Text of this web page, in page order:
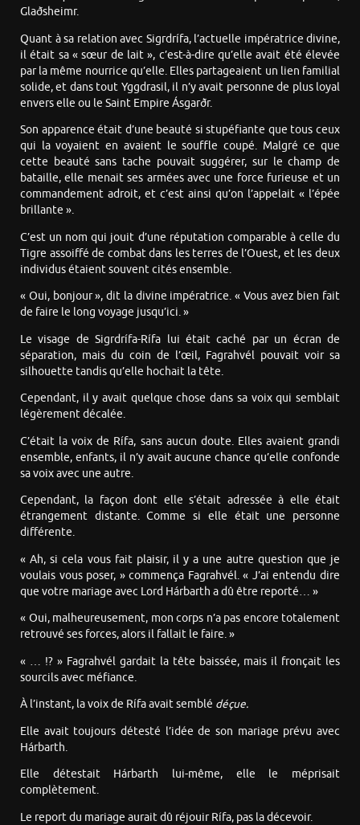
Glaðsheimr.
Quant à sa relation avec Sigrdrífa, l’actuelle impératrice divine,
il était sa « sœur de lait », c’est-à-dire qu’elle avait été élevée
par la même nourrice qu’elle. Elles partageaient un lien familial
solide, et dans tout Yggdrasil, il n’y avait personne de plus loyal
envers elle ou le Saint Empire Ásgarðr.
Son apparence était d’une beauté si stupéfiante que tous ceux
qui la voyaient en avaient le souffle coupé. Malgré ce que
cette beauté sans tache pouvait suggérer, sur le champ de
bataille, elle menait ses armées avec une force furieuse et un
commandement adroit, et c’est ainsi qu’on l’appelait « l’épée
brillante ».
C’est un nom qui jouit d’une réputation comparable à celle du
Tigre assoiffé de combat dans les terres de l’Ouest, et les deux
individus étaient souvent cités ensemble.
« Oui, bonjour », dit la divine impératrice. « Vous avez bien fait
de faire le long voyage jusqu’ici. »
Le visage de Sigrdrífa-Rífa lui était caché par un écran de
séparation, mais du coin de l’œil, Fagrahvél pouvait voir sa
silhouette tandis qu’elle hochait la tête.
Cependant, il y avait quelque chose dans sa voix qui semblait
légèrement décalée.
C’était la voix de Rífa, sans aucun doute. Elles avaient grandi
ensemble, enfants, il n’y avait aucune chance qu’elle confonde
sa voix avec une autre.
Cependant, la façon dont elle s’était adressée à elle était
étrangement distante. Comme si elle était une personne
différente.
« Ah, si cela vous fait plaisir, il y a une autre question que je
voulais vous poser, » commença Fagrahvél. « J’ai entendu dire
que votre mariage avec Lord Hárbarth a dû être reporté… »
« Oui, malheureusement, mon corps n’a pas encore totalement
retrouvé ses forces, alors il fallait le faire. »
« … !? » Fagrahvél gardait la tête baissée, mais il fronçait les
sourcils avec méfiance.
À l’instant, la voix de Rífa avait semblé déçue.
Elle avait toujours détesté l’idée de son mariage prévu avec
Hárbarth.
Elle détestait Hárbarth lui-même, elle le méprisait
complètement.
Le report du mariage aurait dû réjouir Rífa, pas la décevoir.